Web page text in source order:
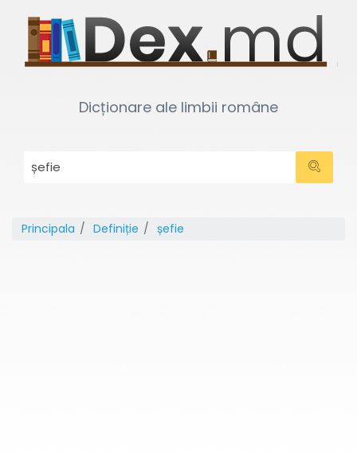
Dicționare ale limbii române
Principala Definiție șefie